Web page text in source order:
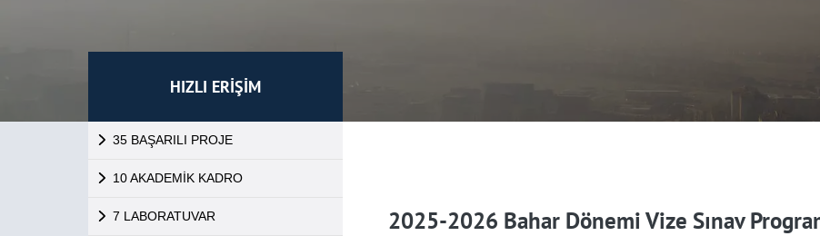
HIZLI ERİŞİM
35 BAŞARILI PROJE
10 AKADEMİK KADRO
7 LABORATUVAR 2025-2026 Bahar Dönemi Vize Sınav